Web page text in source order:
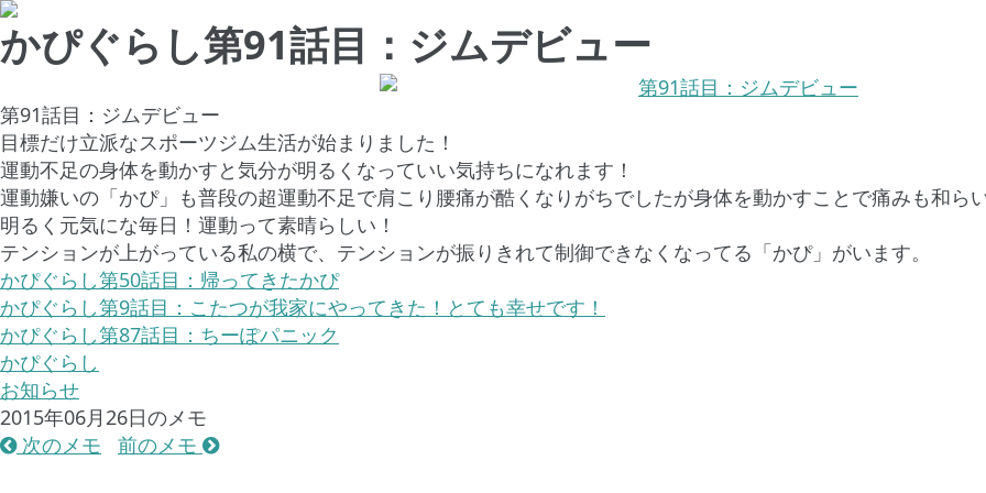
かぴぐらし第91話目：ジムデビュー
第91話目：ジムデビュー
目標だけ立派なスポーツジム生活が始まりました！
運動不足の身体を動かすと気分が明るくなっていい気持ちになれます！
運動嫌いの「かぴ」も普段の超運動不足で肩こり腰痛が酷くなりがちでしたが身体を動かすことで痛みも和ら
明るく元気にな毎日！運動って素晴らしい！
テンションが上がっている私の横で、テンションが振りきれて制御できなくなってる「かぴ」がいます。
かぴぐらし第50話目：帰ってきたかぴ
かぴぐらし第9話目：こたつが我家にやってきた！とても幸せです！
かぴぐらし第87話目：ちーぽパニック
かぴぐらし
お知らせ
2015年06月26日のメモ
次のメモ
前のメモ